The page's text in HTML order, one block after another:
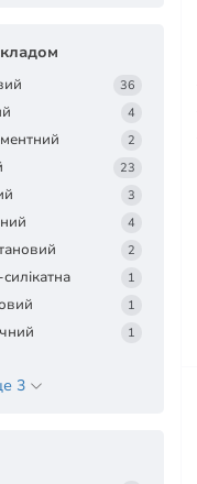
36
4
2
23
3
4
2
1
1
1
3